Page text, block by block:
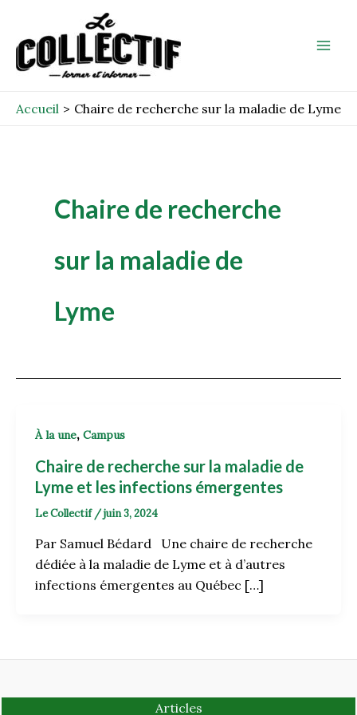
contenu
Accueil Chaire de recherche sur la maladie de Lyme
Chaire de recherche
sur la maladie de
Lyme
À la une, Campus
Chaire de recherche sur la maladie de
Lyme et les infections émergentes
Le Collectif /juin 3, 2024
Par Samuel Bédard Une chaire de recherche
dédiée à la maladie de Lyme et à d’autres
infections émergentes au Québec […]
Articles